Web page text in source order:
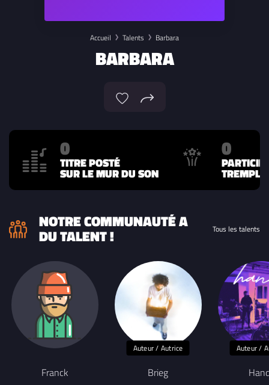
Accueil Talents Barbara
BARBARA
0
TITRE POSTÉ
SUR LE MUR DU SON
0
NOTRE COMMUNAUTÉ A
DU TALENT ! Tous les talents
Franck
Auteur / Autrice
Brieg
Auteur /